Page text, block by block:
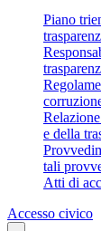
Piano
e della
tali
Atti di
Accesso civico